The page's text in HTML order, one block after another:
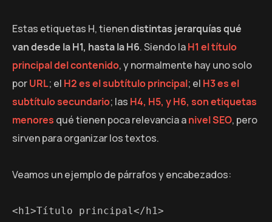
Estas etiquetas H, tienendistintas jerarquías qué
van desde la H1, hasta la H6. Siendo laH1 el título
principal del contenido, y normalmente hay uno solo
porURL; el H2 es el subtítulo principal; el H3 es el
subtítulo secundario; las H4, H5, y H6, son etiquetas
menores qué tienen poca relevancia anivel SEO, pero
sirven para organizar los textos.
Veamos un ejemplo de párrafos y encabezados:
<h1>Título principal</h1>